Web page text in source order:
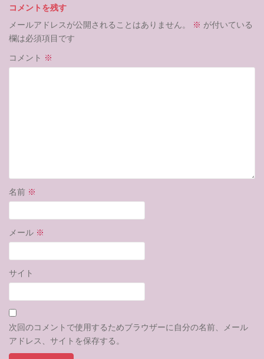
コメントを残す
メールアドレスが公開されることはありません。
※ が付いている
欄は必須項目です
コメント ※
名前 ※
メール ※
サイト
次回のコメントで使用するためブラウザーに自分の名前、メール
アドレス、サイトを保存する。